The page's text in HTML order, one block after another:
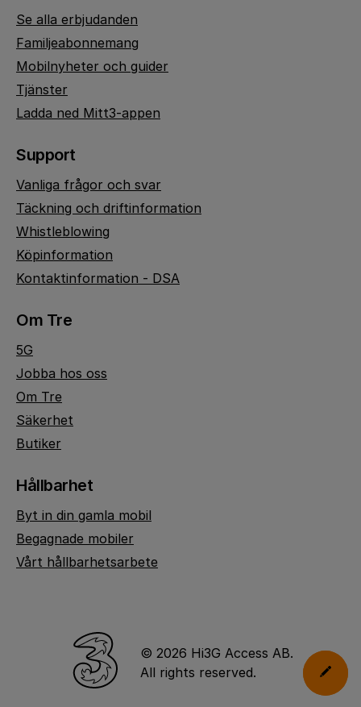
Se alla erbjudanden
Familjeabonnemang
Mobilnyheter och guider
Tjänster
Ladda ned Mitt3-appen
Support
Vanliga frågor och svar
Täckning och driftinformation
Whistleblowing
Köpinformation
Kontaktinformation - DSA
Om Tre
5G
Jobba hos oss
Om Tre
Säkerhet
Butiker
Hållbarhet
Byt in din gamla mobil
Begagnade mobiler
Vårt hållbarhetsarbete
© 2026 Hi3G Access AB.
All rights reserved.